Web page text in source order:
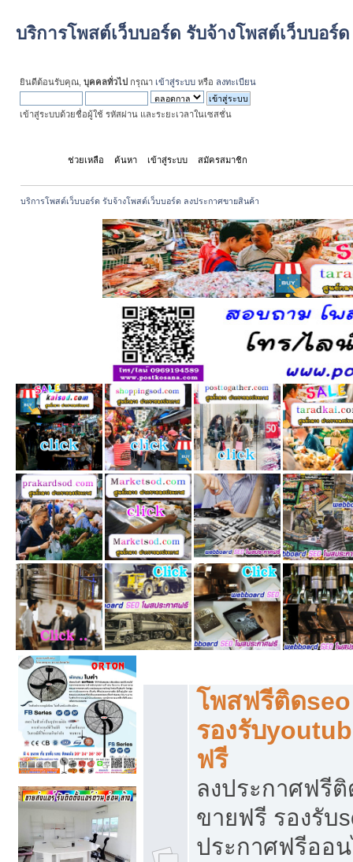
บริการโพสต์เว็บบอร์ด รับจ้างโพสต์เว็บบอร์
ยินดีต้อนรับคุณ, บุคคลทั่วไป กรุณา เข้าสู่ระบบ หรือ ลงทะเบียน
เข้าสู่ระบบด้วยชื่อผู้ใช้ รหัสผ่าน และระยะเวลาในเซสชั่น
ช่วยเหลือ ค้นหา เข้าสู่ระบบ สมัครสมาชิก
บริการโพสต์เว็บบอร์ด รับจ้างโพสต์เว็บบอร์ด ลงประกาศขายสินค้า
โพสฟรีติด
รองรับ
ฟรี
ลงประกาศฟรีติ
ขายฟรี รองรับ
ประกาศฟรีออ